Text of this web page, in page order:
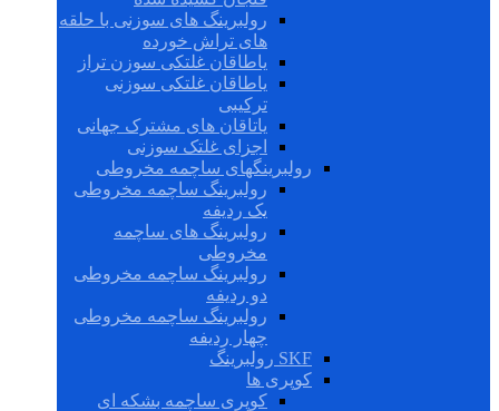
رولبرینگ های سوزنی با حلقه
های تراش خورده
یاطاقان غلتکی سوزن تراز
یاطاقان غلتکی سوزنی
ترکیبی
یاتاقان های مشترک جهانی
اجزای غلتک سوزنی
رولبرینگهای ساچمه مخروطی
رولبرینگ ساچمه مخروطی
یک ردیفه
رولبرینگ های ساچمه
مخروطی
رولبرینگ ساچمه مخروطی
دو ردیفه
رولبرینگ ساچمه مخروطی
چهار ردیفه
SKF رولبرینگ
کوپری ها
کوپری ساچمه بشکه ای